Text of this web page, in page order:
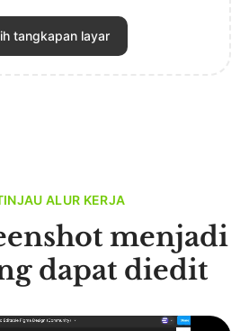
tangkapan layar
ALUR KERJA
menjadi
dapat diedit